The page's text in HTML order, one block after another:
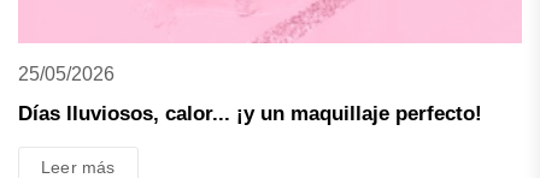
25/05/2026
Días lluviosos, calor... ¡y un maquillaje perfecto!
Leer más